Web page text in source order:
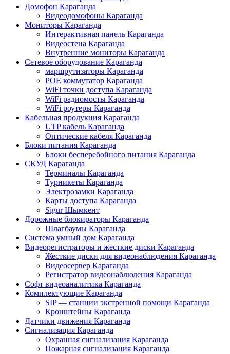
Домофон Караганда
Видеодомофоны Караганда
Мониторы Караганда
Интерактивная панель Караганда
Видеостена Караганда
Внутренние мониторы Караганда
Сетевое оборудование Караганда
маршрутизаторы Караганда
POE коммутатор Караганда
WiFi точки доступа Караганда
WiFi радиомосты Караганда
WiFi роутеры Караганда
Кабельная продукция Караганда
UTP кабель Караганда
Оптические кабеля Караганда
Блоки питания Караганда
Блоки бесперебойного питания Караганда
СКУД Караганда
Терминалы Караганда
Турникеты Караганда
Электрозамки Караганда
Карты доступа Караганда
Sigur Шымкент
Дорожные блокираторы Караганда
Шлагбаумы Караганда
Система умный дом Караганда
Видеорегистраторы и жесткие диски Караганда
Жесткие диски для видеонаблюдения Караганда
Видеосервер Караганда
Регистратор видеонаблюдения Караганда
Софт видеоаналитика Караганда
Комплектующие Караганда
SIP — станции экстренной помощи Караганда
Кронштейны Караганда
Датчики движения Караганда
Сигнализация Караганда
Охранная сигнализация Караганда
Пожарная сигнализация Караганда